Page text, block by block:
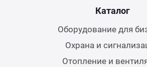
Каталог
Оборудование для
Охрана и
Отопление и